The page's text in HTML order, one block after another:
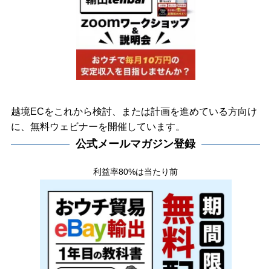
越境ECをこれから検討、または計画を進めている方向け
に、無料ウェビナーを開催しています。
公式メールマガジン登録
利益率80%は当たり前